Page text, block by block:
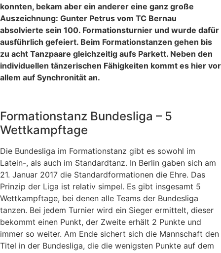
konnten, bekam aber ein anderer eine ganz große
Auszeichnung: Gunter Petrus vom TC Bernau
absolvierte sein 100. Formationsturnier und wurde dafür
ausführlich gefeiert. Beim Formationstanzen gehen bis
zu acht Tanzpaare gleichzeitig aufs Parkett. Neben den
individuellen tänzerischen Fähigkeiten kommt es hier vor
allem auf Synchronität an.
Formationstanz Bundesliga – 5
Wettkampftage
Die Bundesliga im Formationstanz gibt es sowohl im
Latein-, als auch im Standardtanz. In Berlin gaben sich am
21. Januar 2017 die Standardformationen die Ehre. Das
Prinzip der Liga ist relativ simpel. Es gibt insgesamt 5
Wettkampftage, bei denen alle Teams der Bundesliga
tanzen. Bei jedem Turnier wird ein Sieger ermittelt, dieser
bekommt einen Punkt, der Zweite erhält 2 Punkte und
immer so weiter. Am Ende sichert sich die Mannschaft den
Titel in der Bundesliga, die die wenigsten Punkte auf dem